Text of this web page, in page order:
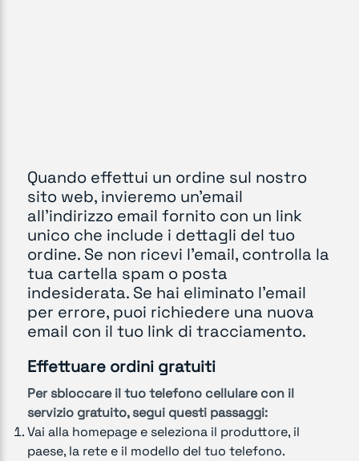
Quando effettui un ordine sul nostro
sito web, invieremo un'email
all'indirizzo email fornito con un link
unico che include i dettagli del tuo
ordine. Se non ricevi l'email, controlla la
tua cartella spam o posta
indesiderata. Se hai eliminato l'email
per errore, puoi richiedere una nuova
email con il tuo link di tracciamento.
Effettuare ordini gratuiti
Per sbloccare il tuo telefono cellulare con il
servizio gratuito, segui questi passaggi:
Vai alla homepage e seleziona il produttore, il
paese, la rete e il modello del tuo telefono.